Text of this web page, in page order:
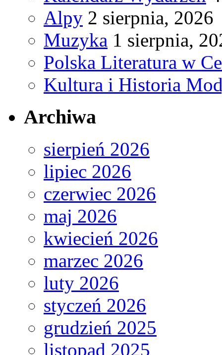
Alpy 2 sierpnia, 2026
Muzyka 1 sierpnia,
Polska Literatura w
Kultura i Historia
Archiwa
sierpień 2026
lipiec 2026
czerwiec 2026
maj 2026
kwiecień 2026
marzec 2026
luty 2026
styczeń 2026
grudzień 2025
listopad 2025